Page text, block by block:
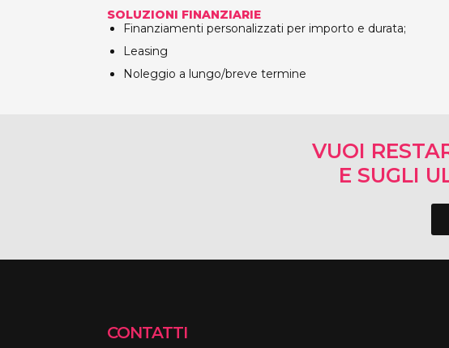
SOLUZIONI FINANZIARIE
Finanziamenti personalizzati per importo e durata;
Leasing
Noleggio a lungo/breve termine
VUOI
E SUGLI
CONTATTI